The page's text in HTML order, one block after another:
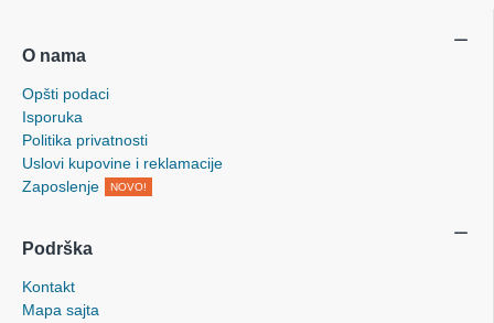
O nama
Opšti podaci
Isporuka
Politika privatnosti
Uslovi kupovine i reklamacije
Zaposlenje
NOVO!
Podrška
Kontakt
Mapa sajta